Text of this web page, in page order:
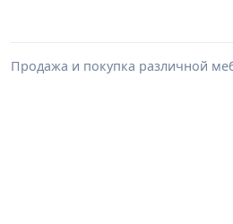
Продажа и покупка различной